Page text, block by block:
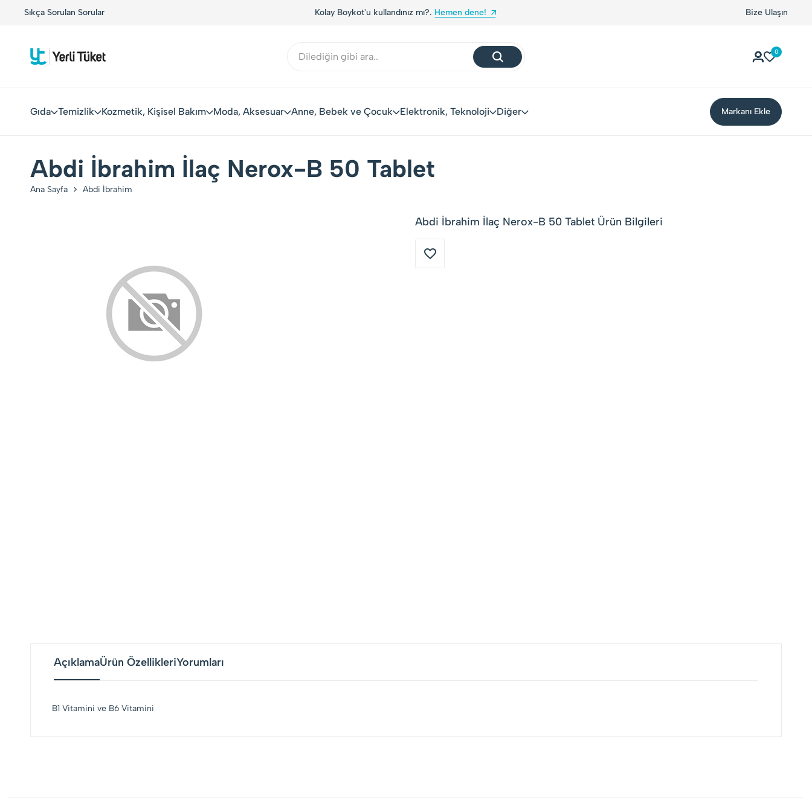
Sıkça Sorulan SorularYerli Tüketiciler, Yerli Markalarla Buluşuyor! Kolay Boykot'u kullandınız mı?. Hemen dene! Bize Ulaşın
0
Gıda Temizlik Kozmetik, Kişisel Bakım Moda, Aksesuar Anne, Bebek ve Çocuk Elektronik, Teknoloji Diğer Markanı Ekle
Abdi İbrahim İlaç Nerox-B 50 Tablet
Ana Sayfa Abdi İbrahim
Abdi İbrahim İlaç Nerox-B 50 Tablet Ürün Bilgileri
AçıklamaÜrün ÖzellikleriYorumları
B1 Vitamini ve B6 Vitamini